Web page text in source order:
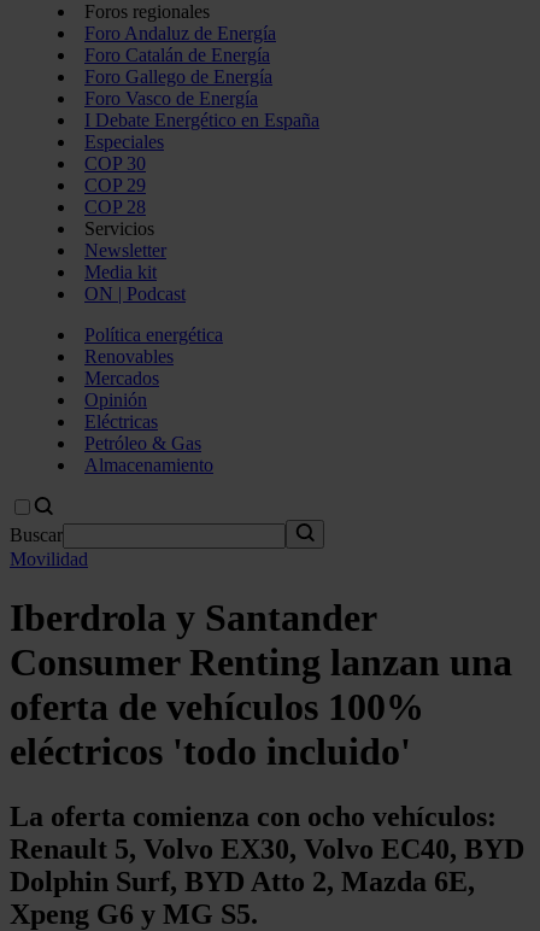
Foros regionales
Foro Andaluz de Energía
Foro Catalán de Energía
Foro Gallego de Energía
Foro Vasco de Energía
I Debate Energético en España
Especiales
COP 30
COP 29
COP 28
Servicios
Newsletter
Media kit
ON | Podcast
Política energética
Renovables
Mercados
Opinión
Eléctricas
Petróleo & Gas
Almacenamiento
Buscar
Movilidad
Iberdrola y Santander
Consumer Renting lanzan una
oferta de vehículos 100%
eléctricos 'todo incluido'
La oferta comienza con ocho vehículos:
Renault 5, Volvo EX30, Volvo EC40, BYD
Dolphin Surf, BYD Atto 2, Mazda 6E,
Xpeng G6 y MG S5.